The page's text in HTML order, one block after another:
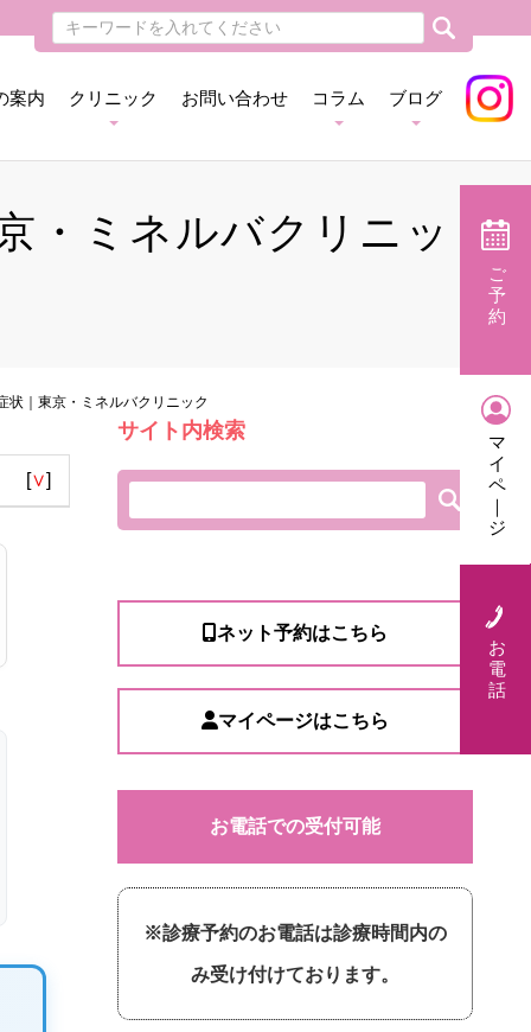
案内 クリニック お問い合わせ コラム ブログ
・ミネルバクリニッ
状｜東京・ミネルバクリニック
[∨]
サイト内検索
ネット予約はこちら
マイページはこちら
お電話での受付可能
※診療予約のお電話は診療時間内の
み受け付けております。
ご
予
約
マ
イ
ペ
｜
ジ
お
電
話